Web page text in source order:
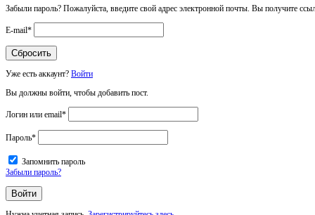
Забыли пароль? Пожалуйста, введите свой адрес электронной почты. Вы получите
E-mail*
Уже есть аккаунт? Войти
Вы должны войти, чтобы добавить пост.
Логин или email*
Пароль*
Запомнить пароль
Забыли пароль?